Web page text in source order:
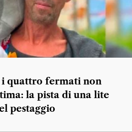
quattro fermati non
la pista di una lite
pestaggio